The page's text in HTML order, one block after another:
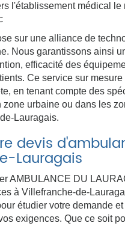
l'établissement médical le
sur une alliance de
Nous garantissons ainsi
efficacité des
Ce service sur
en tenant compte des
zone urbaine ou dans les
Lauragais.
devis
Lauragais
AMBULANCE DU
à Villefranche-de-
étudier votre demande
exigences. Que ce soit